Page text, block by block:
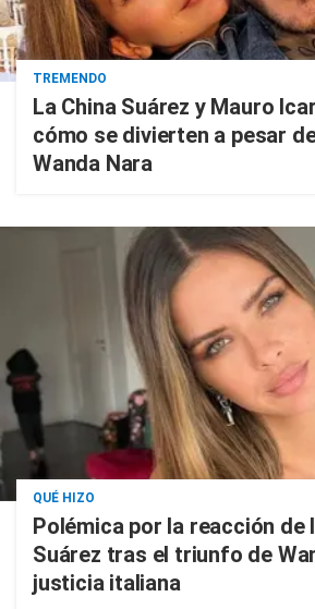
TREMENDO
La China Suárez y Mauro
cómo se divierten a pesar
Wanda Nara
QUÉ HIZO
Polémica por la reacción de
Suárez tras el triunfo de
justicia italiana